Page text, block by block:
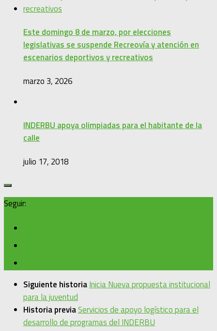
Este domingo 8 de marzo, por elecciones
legislativas se suspende Recreovía y atención en
escenarios deportivos y recreativos
marzo 3, 2026
INDERBU apoya olimpiadas para el habitante de la
calle
julio 17, 2018
Seguir:
Siguiente historiaInicia Nueva propuesta institucional
para la juventud
Historia previaServicios de apoyo logístico para el
desarrollo de programas del INDERBU